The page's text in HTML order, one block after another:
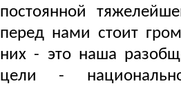
постоянной
перед нами стоит
них - это наша
цели -